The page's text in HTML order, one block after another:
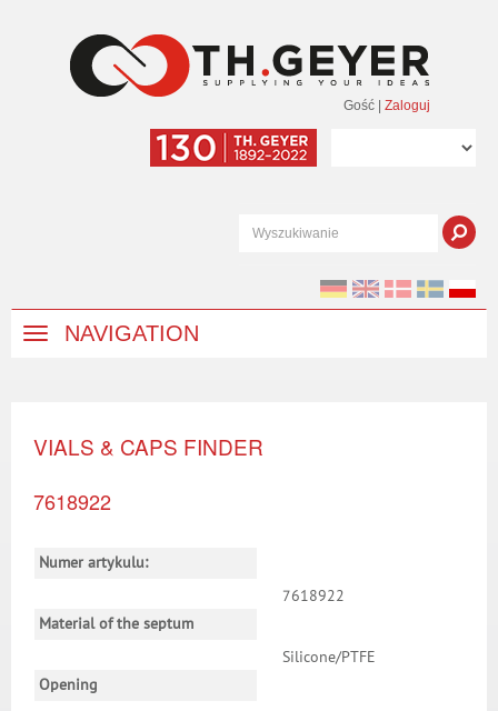
Gość Zaloguj
NAVIGATION
VIALS & CAPS FINDER
7618922
Numer artykulu:
7618922
Material of the septum
Silicone/PTFE
Opening